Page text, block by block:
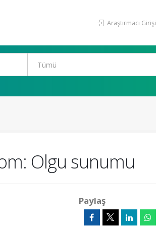
Araştırmacı Girişi
Olgu sunumu
Paylaş